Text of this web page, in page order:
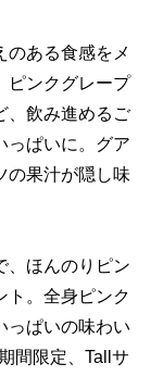
ある食感をメ
ピンクグレープ
、飲み進めるご
っぱいに。グア
の果汁が隠し味
ほんのりピン
ト。全身ピンク
っぱいの味わい
間限定、Tallサ